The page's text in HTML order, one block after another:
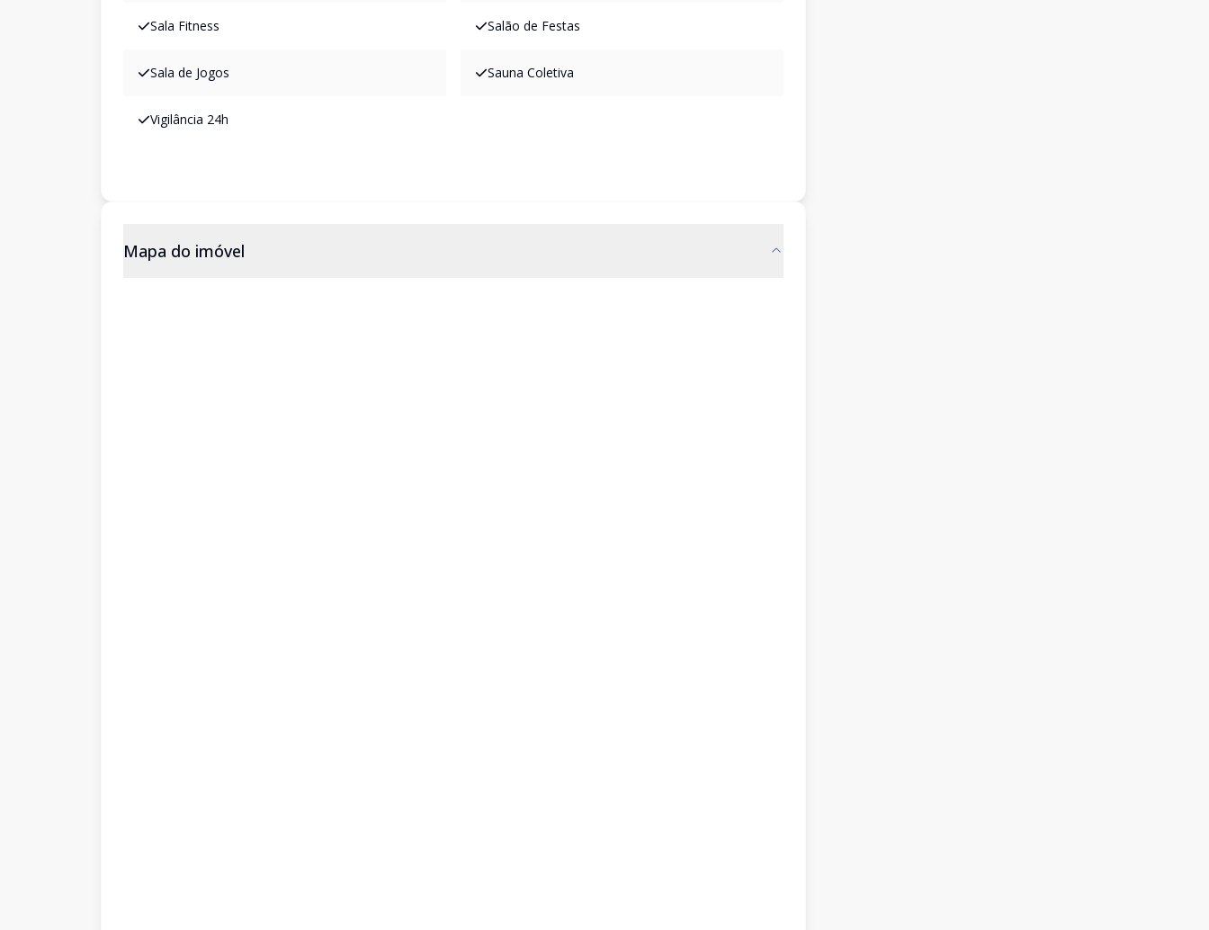
Sala Fitness Salão de Festas
Sala de Jogos Sauna Coletiva
Vigilância 24h
Mapa do imóvel